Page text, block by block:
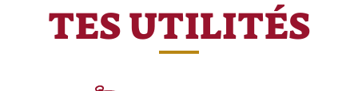
TES UTILITÉS